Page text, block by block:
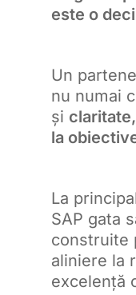
este o
Un
nu numai
și
la
La
SAP gata
construite
aliniere la
excelență